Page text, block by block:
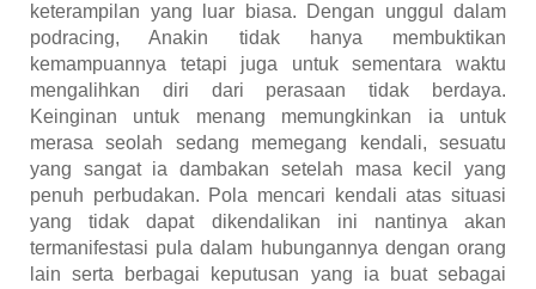
keterampilan yang luar biasa. Dengan unggul dalam
podracing, Anakin tidak hanya membuktikan
kemampuannya tetapi juga untuk sementara waktu
mengalihkan diri dari perasaan tidak berdaya.
Keinginan untuk menang memungkinkan ia untuk
merasa seolah sedang memegang kendali, sesuatu
yang sangat ia dambakan setelah masa kecil yang
penuh perbudakan. Pola mencari kendali atas situasi
yang tidak dapat dikendalikan ini nantinya akan
termanifestasi pula dalam hubungannya dengan orang
lain serta berbagai keputusan yang ia buat sebagai